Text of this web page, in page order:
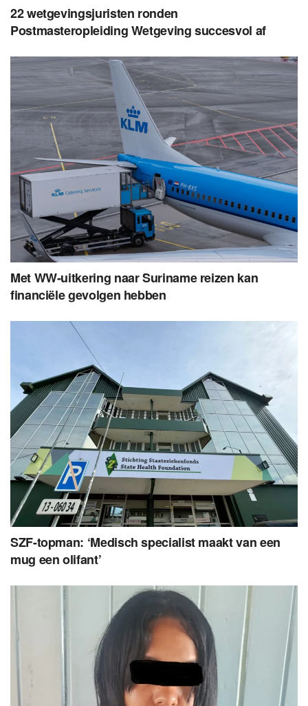
22 wetgevingsjuristen ronden
Postmasteropleiding Wetgeving succesvol af
Met WW-uitkering naar Suriname reizen kan
financiële gevolgen hebben
SZF-topman: ‘Medisch specialist maakt van een
mug een olifant’